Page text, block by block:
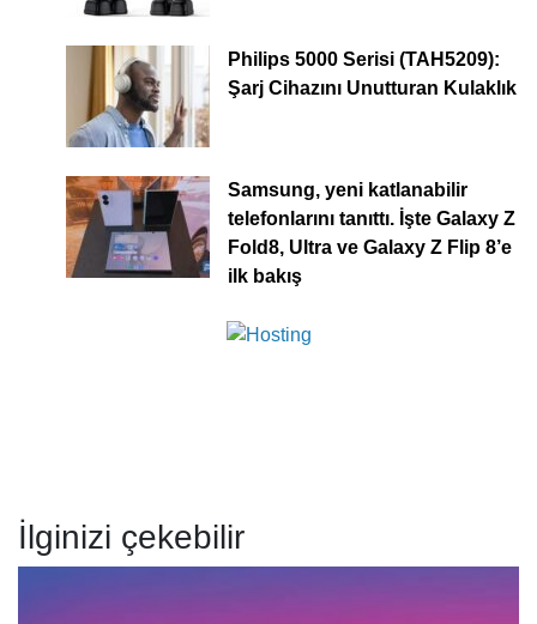
Philips 5000 Serisi (TAH5209):
Şarj Cihazını Unutturan Kulaklık
Samsung, yeni katlanabilir
telefonlarını tanıttı. İşte Galaxy Z
Fold8, Ultra ve Galaxy Z Flip 8’e
ilk bakış
İlginizi çekebilir